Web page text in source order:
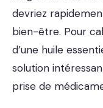
devriez
bien-être. Pour
d’une huile
solution
prise de